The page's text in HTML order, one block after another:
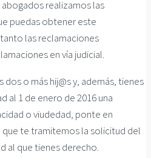
realizamos las
puedas obtener este
las reclamaciones
en vía judicial.
o más hij@s y, además, tienes
al 1 de enero de 2016 una
o viudedad, ponte en
te tramitemos la solicitud del
al que tienes derecho.